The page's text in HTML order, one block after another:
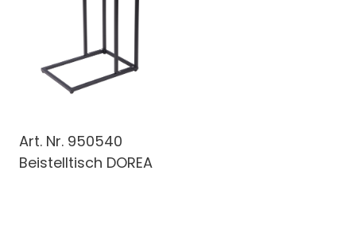
Art. Nr. 950540
Beistelltisch DOREA